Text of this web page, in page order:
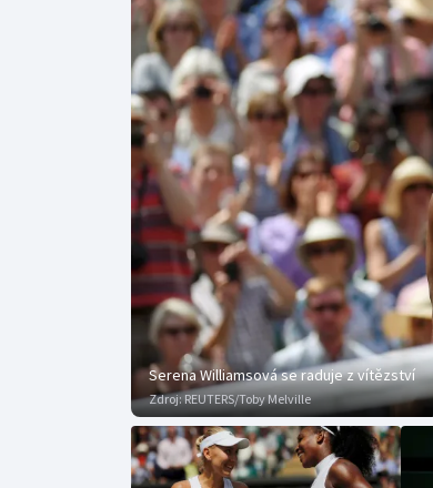
Curling
Dostihy
Florbal
Futsal
Golf
Gymnastika
Serena Williamsová se raduje z vítězství
Zdroj: REUTERS/Toby Melville